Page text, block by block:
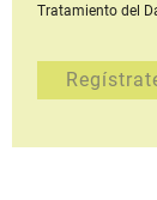
Tratamiento del